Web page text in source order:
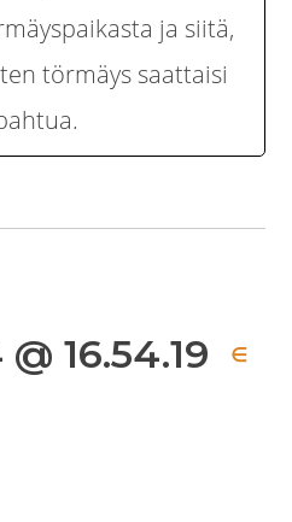
ja siitä,
törmäys saattaisi
16.54.19 ∈